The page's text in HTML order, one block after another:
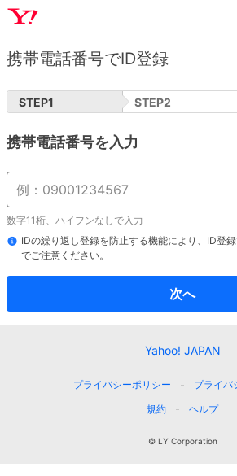
携帯電話番号でID登録
STEP1 STEP2
携帯電話番号を入力
数字11桁、ハイフンなしで入力
IDの繰り返し登録を防止する機能により、ID登
でご注意ください。
次へ
Yahoo! JAPAN
プライバシーポリシー
プライバ
規約
ヘルプ
© LY Corporation